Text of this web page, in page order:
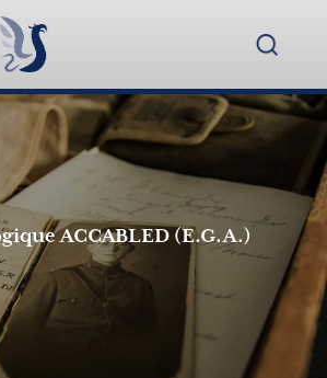
ACCABLED (E.G.A.)